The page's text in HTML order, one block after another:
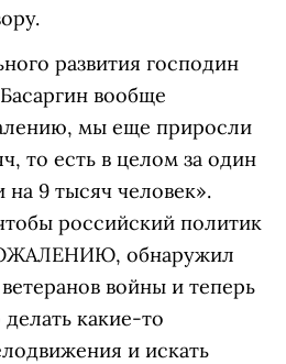
развития господин
вообще
мы еще приросли
то есть в целом за один
9 тысяч человек».
российский политик
обнаружил
войны и теперь
какие-то
и искать